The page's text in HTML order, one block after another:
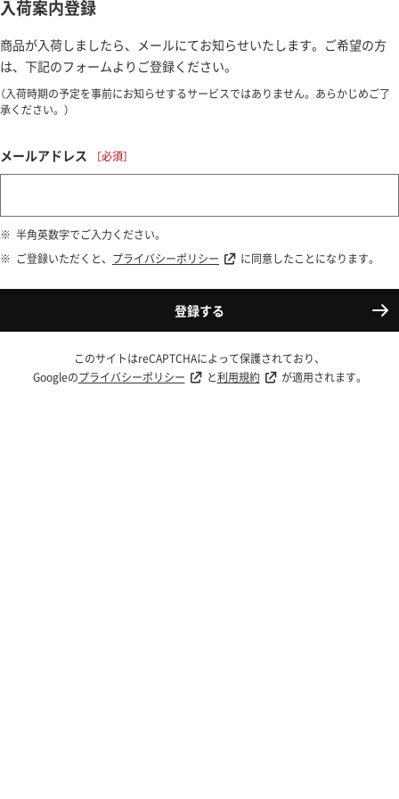
入荷案内登録
商品が入荷しましたら、メールにてお知らせいたします。ご希望の方
は、下記のフォームよりご登録ください。
（入荷時期の予定を事前にお知らせするサービスではありません。あらかじめご了
承ください。）
メールアドレス
半角英数字でご入力ください。
ご登録いただくと、 プライバシーポリシー に同意したことになります。
登録する
このサイトはreCAPTCHAによって保護されており、
Googleのプライバシーポリシー と利用規約 が適用されます。